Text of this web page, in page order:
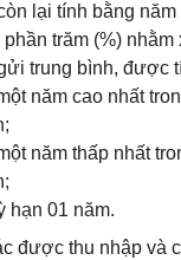
lại tính bằng năm
trăm (%)
trung bình, được
năm cao nhất
năm thấp nhất
hạn 01 năm.
được thu nhập và